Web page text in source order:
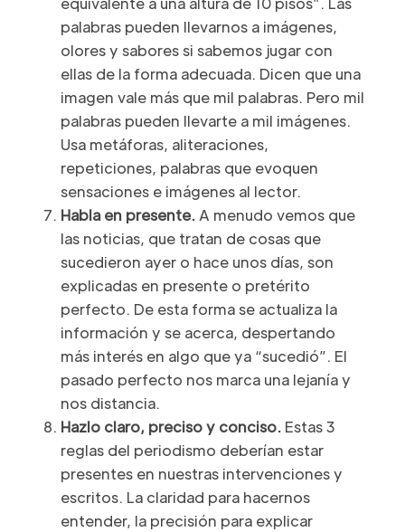
palabras pueden llevarnos a imágenes,
olores y sabores si sabemos jugar con
ellas de la forma adecuada. Dicen que una
imagen vale más que mil palabras. Pero mil
palabras pueden llevarte a mil imágenes.
Usa metáforas, aliteraciones,
repeticiones, palabras que evoquen
sensaciones e imágenes al lector.
Habla en presente.A menudo vemos que
las noticias, que tratan de cosas que
sucedieron ayer o hace unos días, son
explicadas en presente o pretérito
perfecto. De esta forma se actualiza la
información y se acerca, despertando
más interés en algo que ya “sucedió”. El
pasado perfecto nos marca una lejanía y
nos distancia.
Hazlo claro, preciso y conciso.Estas 3
reglas del periodismo deberían estar
presentes en nuestras intervenciones y
escritos. La claridad para hacernos
entender, la precisión para explicar